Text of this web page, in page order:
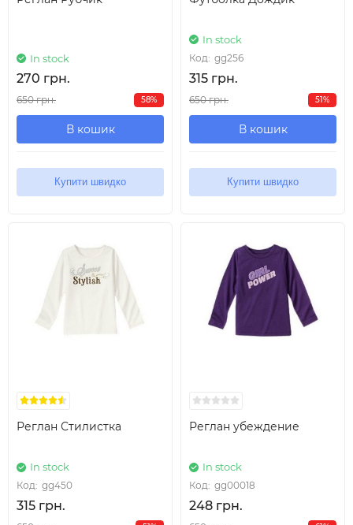
In stock
270 грн.
650 грн. 58%
В кошик
Купити швидко
In stock
Код: gg256
315 грн.
650 грн. 51%
В кошик
Купити швидко
Реглан Стилистка
In stock
Код: gg450
315 грн.
Реглан убеждение
In stock
Код: gg00018
248 грн.